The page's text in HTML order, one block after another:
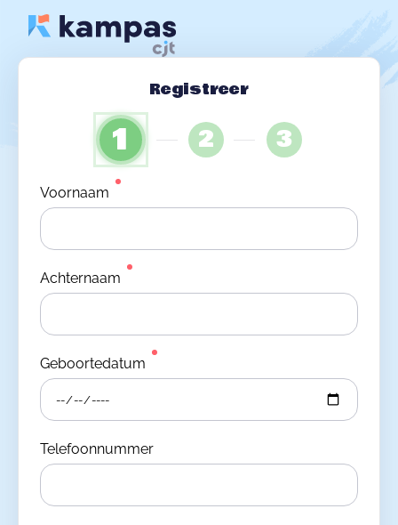
Registreer
1 2 3
Voornaam
Achternaam
Geboortedatum
Telefoonnummer